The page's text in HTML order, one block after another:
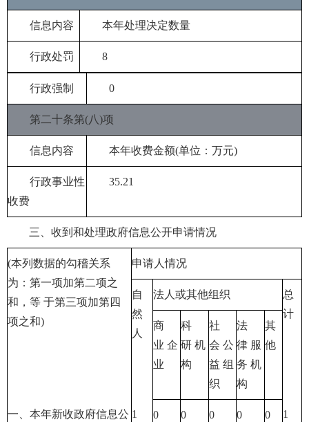
信息内容 本年处理决定数量
行政处罚 8
行政强制 0
第二十条第(八)项
信息内容 本年收费金额(单位：万元)
行政事业性
收费
35.21
三、收到和处理政府信息公开申请情况
(本列数据的勾稽关系
为：第一项加第二项之
和，等 于第三项加第四
项之和)
申请人情况
自
然
人
法人或其他组织
总
计
商
业 企
业
科
研 机
构
社
会 公
益 组
织
法
律 服
务 机
构
其
他
一、本年新收政府信息公 1 0 0 0 0 0 1